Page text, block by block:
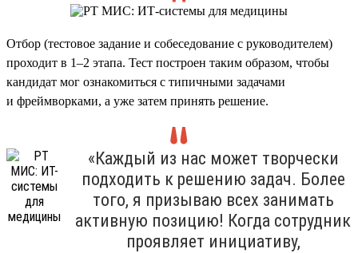
Отбор (тестовое задание и собеседование с руководителем)
проходит в 1–2 этапа. Тест построен таким образом, чтобы
кандидат мог ознакомиться с типичными задачами
и фреймворками, а уже затем принять решение.
«Каждый из нас может творчески
подходить к решению задач. Более
того, я призываю всех занимать
активную позицию! Когда сотрудник
проявляет инициативу,